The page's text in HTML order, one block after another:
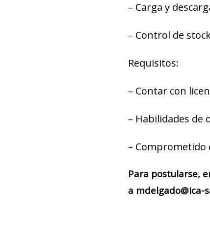
– Carga y
– Control de
Requisitos:
– Contar con
– Habilidades de
– Comprometido
Para postularse,
a mdelgado@ica-